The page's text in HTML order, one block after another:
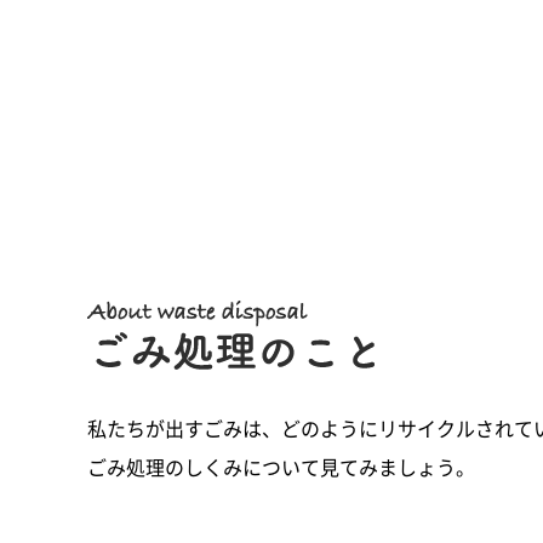
私たちが出すごみは、どのようにリサイクルされて
ごみ処理のしくみについて見てみましょう。